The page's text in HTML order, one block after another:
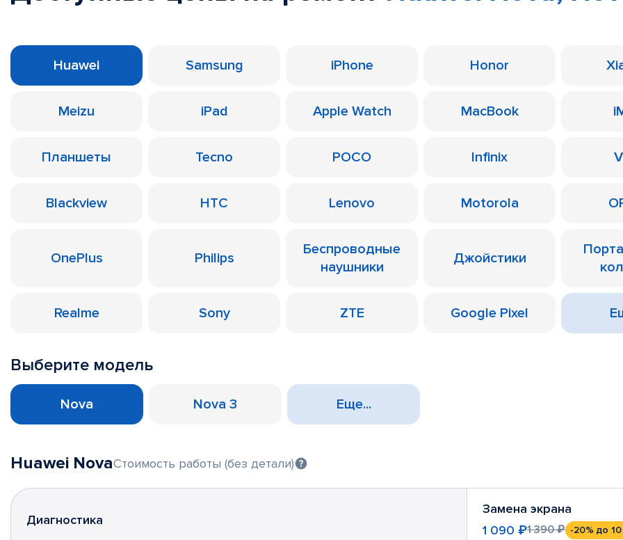
Huawei Samsung iPhone Honor
Meizu iPad Apple Watch MacBook
Планшеты Tecno POCO Infinix
Blackview HTC Lenovo Motorola
OnePlus Philips
Беспроводные
наушники
Джойстики
Realme Sony ZTE Google Pixel
Выберите модель
Nova Nova 3 Еще...
Huawei NovaСтоимость работы (без детали)
Диагностика
Замена экрана
1 090 ₽1 390 ₽ -20% до 10